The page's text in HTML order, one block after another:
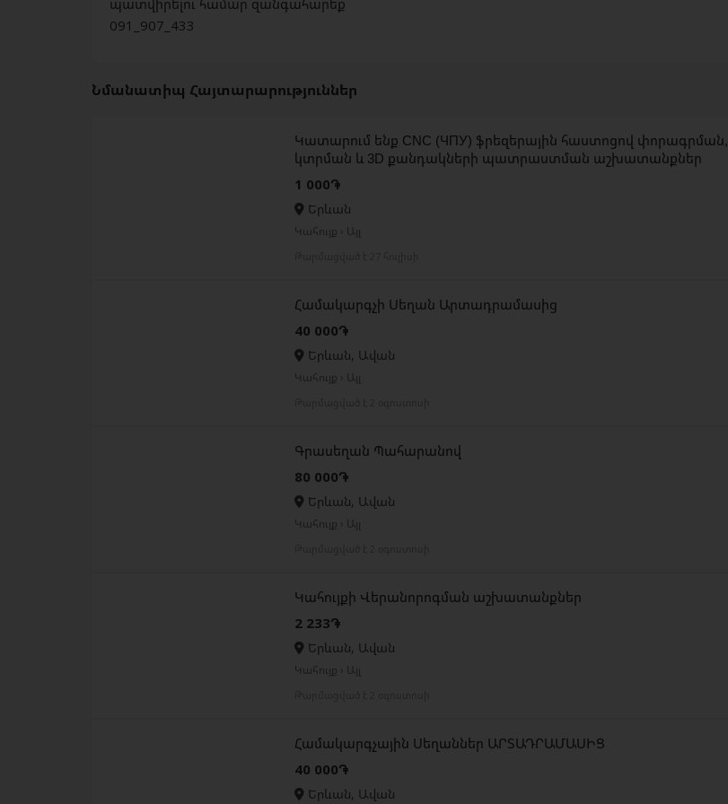
091_907_433
Նմանատիպ Հայտարարություններ
Կատարում ենք CNC (ЧПУ) ֆրեզերային հաստոցով փորագրման,
կտրման և 3D քանդակների պատրաստման աշխատանքներ
1 000֏
Երևան
Կահույք › Այլ
Համակարգչի Սեղան Արտադրամասից
40 000֏
Երևան, Ավան
Կահույք › Այլ
Գրասեղան Պահարանով
80 000֏
Երևան, Ավան
Կահույք › Այլ
Կահույքի Վերանորոգման աշխատանքներ
2 233֏
Երևան, Ավան
Կահույք › Այլ
Համակարգչային Սեղաններ ԱՐՏԱԴՐԱՄԱՍԻՑ
40 000֏
Երևան, Ավան